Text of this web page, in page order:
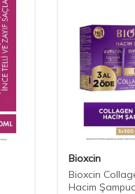
Bioxcin
Bioxcin
Hacim